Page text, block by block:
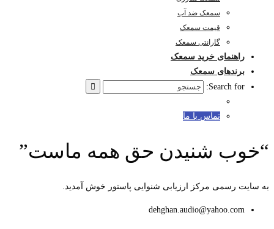
سمعک ضد آب
قیمت سمعک
گارانتی سمعک
راهنمای خرید سمعک
برندهای سمعک
Search for:
تماس با ما
“خوب شنیدن حق همه ماست”
به سایت رسمی مرکز ارزیابی شنوایی پاستور خوش آمدید.
dehghan.audio@yahoo.com